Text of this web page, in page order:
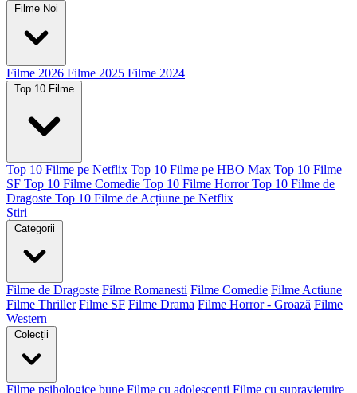
Filme Noi
Filme 2026 Filme 2025 Filme 2024
Top 10 Filme
Top 10 Filme pe Netflix Top 10 Filme pe HBO Max Top 10 Filme
SF Top 10 Filme Comedie Top 10 Filme Horror Top 10 Filme de
Dragoste Top 10 Filme de Acțiune pe Netflix
Știri
Categorii
Filme de Dragoste Filme Romanesti Filme Comedie Filme Actiune
Filme Thriller Filme SF Filme Drama Filme Horror - Groază Filme
Western
Colecții
Filme psihologice bune Filme cu adolescenți Filme cu supraviețuire